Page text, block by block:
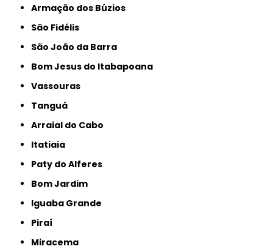
Armação dos Búzios
São Fidélis
São João da Barra
Bom Jesus do Itabapoana
Vassouras
Tanguá
Arraial do Cabo
Itatiaia
Paty do Alferes
Bom Jardim
Iguaba Grande
Piraí
Miracema